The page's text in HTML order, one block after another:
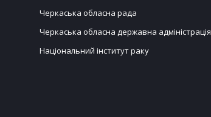
Черкаська обласна рада
Черкаська обласна державна адміністрація
Національний інститут раку